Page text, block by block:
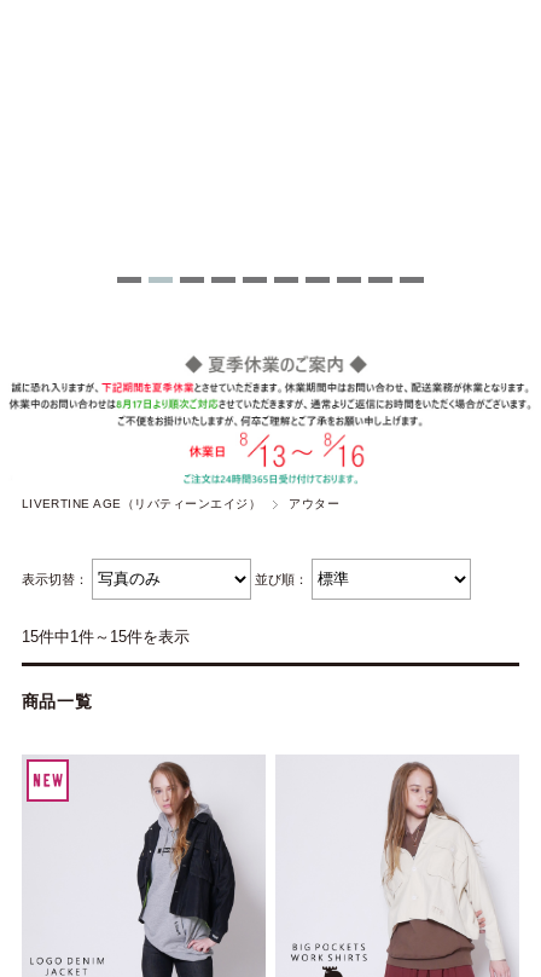
LIVERTINE AGE（リバティーンエイジ） アウター
表示切替： 並び順：
15件中1件～15件を表示
商品一覧